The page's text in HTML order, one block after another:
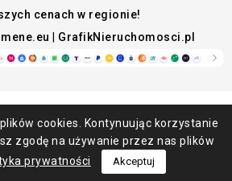
cookies. Kontynuując korzystanie
zgodę na używanie przez nas plików
prywatności Akceptuj
cenach w regionie!
GrafikNieruchomosci.pl